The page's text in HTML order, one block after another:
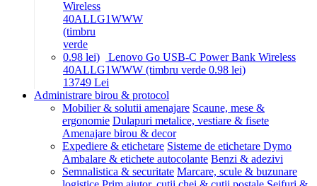
Lenovo Go USB-C Power Bank Wireless
40ALLG1WWW (timbru verde 0.98 lei)
13749 Lei
Administrare birou & protocol
Mobilier & solutii amenajare Scaune, mese &
ergonomie Dulapuri metalice, vestiare & fisete
Amenajare birou & decor
Expediere & etichetare Sisteme de etichetare Dymo
Ambalare & etichete autocolante Benzi & adezivi
Semnalistica & securitate Marcare, scule & buzunare